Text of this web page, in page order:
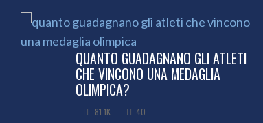
QUANTO GUADAGNANO GLI ATLETI
CHE VINCONO UNA MEDAGLIA
OLIMPICA?
81.1K 40